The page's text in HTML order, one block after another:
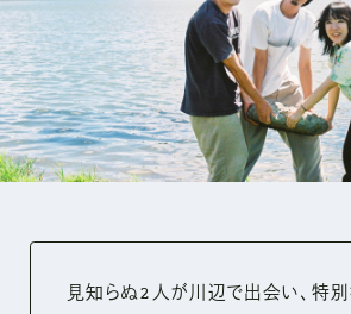
見知らぬ2人が川辺で出会い、特